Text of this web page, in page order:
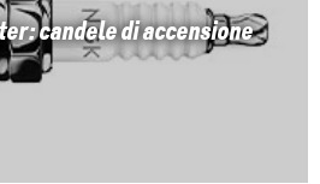
candele di accensione